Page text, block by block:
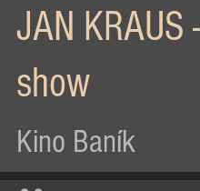
JAN KRAUS
show
Kino Baník